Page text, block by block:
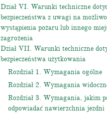
Dział VI. Warunki techniczne
bezpieczeństwa z uwagi na
wystąpienia pożaru lub innego
zagrożenia
Dział VII. Warunki techniczne
bezpieczeństwa użytkowania
Rozdział 1. Wymagania ogólne
Rozdział 2. Wymagania
Rozdział 3. Wymagania, jakim
odpowiadać nawierzchnia jezdni